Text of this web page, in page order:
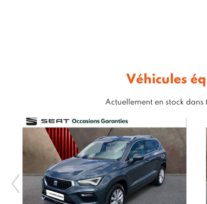
Véhicules
Actuellement en stock dans